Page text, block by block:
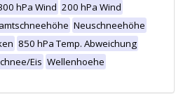
hPa Wind 200 hPa Wind
Neuschneehöhe
850 hPa Temp. Abweichung
Eis Wellenhoehe